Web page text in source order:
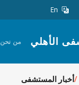
En
الأهلي من نحن
أخبار المستشفى